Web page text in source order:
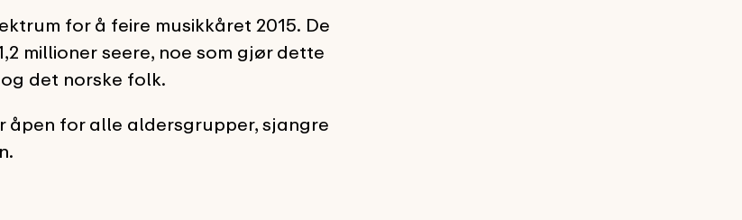
for å feire musikkåret 2015. De
millioner seere, noe som gjør dette
det norske folk.
åpen for alle aldersgrupper, sjangre